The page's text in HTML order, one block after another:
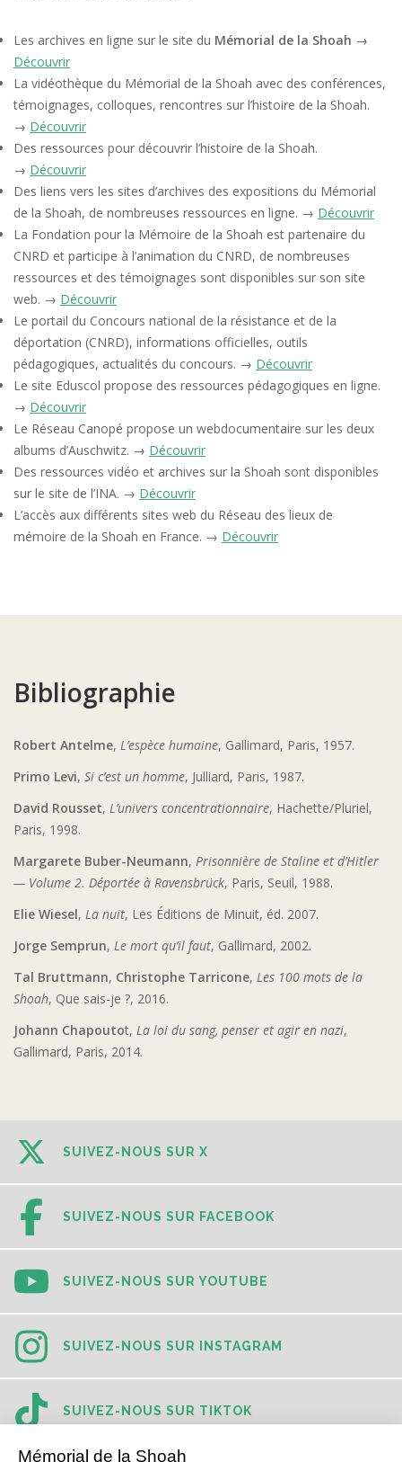
Les archives en ligne sur le site du Mémorial de la Shoah →
Découvrir
La vidéothèque du Mémorial de la Shoah avec des conférences,
témoignages, colloques, rencontres sur l’histoire de la Shoah.
→ Découvrir
Des ressources pour découvrir l’histoire de la Shoah.
→ Découvrir
Des liens vers les sites d’archives des expositions du Mémorial
de la Shoah, de nombreuses ressources en ligne. → Découvrir
La Fondation pour la Mémoire de la Shoah est partenaire du
CNRD et participe à l’animation du CNRD, de nombreuses
ressources et des témoignages sont disponibles sur son site
web. → Découvrir
Le portail du Concours national de la résistance et de la
déportation (CNRD), informations officielles, outils
pédagogiques, actualités du concours. → Découvrir
Le site Eduscol propose des ressources pédagogiques en ligne.
→ Découvrir
Le Réseau Canopé propose un webdocumentaire sur les deux
albums d’Auschwitz. → Découvrir
Des ressources vidéo et archives sur la Shoah sont disponibles
sur le site de l’INA. → Découvrir
L’accès aux différents sites web du Réseau des lieux de
mémoire de la Shoah en France. → Découvrir
Bibliographie
Robert Antelme, L’espèce humaine, Gallimard, Paris, 1957.
Primo Levi, Si c’est un homme, Julliard, Paris, 1987.
David Rousset, L’univers concentrationnaire, Hachette/Pluriel,
Paris, 1998.
Margarete Buber-Neumann, Prisonnière de Staline et d’Hitler
— Volume 2. Déportée à Ravensbrück, Paris, Seuil, 1988.
Elie Wiesel, La nuit, Les Éditions de Minuit, éd. 2007.
Jorge Semprun, Le mort qu’il faut, Gallimard, 2002.
Tal Bruttmann, Christophe Tarricone, Les 100 mots de la
Shoah, Que sais-je ?, 2016.
Johann Chapoutot, La loi du sang, penser et agir en nazi,
Gallimard, Paris, 2014.
SUIVEZ-NOUS SUR X
SUIVEZ-NOUS SUR FACEBOOK
SUIVEZ-NOUS SUR YOUTUBE
SUIVEZ-NOUS SUR INSTAGRAM
SUIVEZ-NOUS SUR TIKTOK